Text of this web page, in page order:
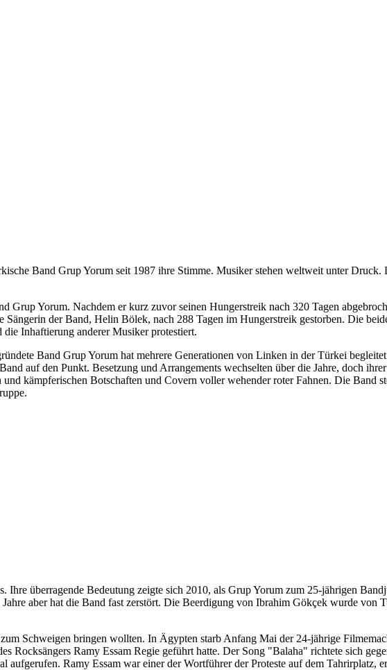
Band Grup Yorum seit 1987 ihre Stimme. Musiker stehen weltweit unter Druck.
Yorum. Nachdem er kurz zuvor seinen Hungerstreik nach 320 Tagen
der Band, Helin Bölek, nach 288 Tagen im Hungerstreik gestorben. Die
Inhaftierung anderer Musiker protestiert.
Band Grup Yorum hat mehrere Generationen von Linken in der Türkei
auf den Punkt. Besetzung und Arrangements wechselten über die Jahre, doch
kämpferischen Botschaften und Covern voller wehender roter Fahnen. Die
Ihre überragende Bedeutung zeigte sich 2010, als Grup Yorum zum 25-jährigen
aber hat die Band fast zerstört. Die Beerdigung von Ibrahim Gökçek wurde von
Schweigen bringen wollten. In Ägypten starb Anfang Mai der 24-jährige
Rocksängers Ramy Essam Regie geführt hatte. Der Song "Balaha" richtete sich
Ramy Essam war einer der Wortführer der Proteste auf dem Tahrirplatz,